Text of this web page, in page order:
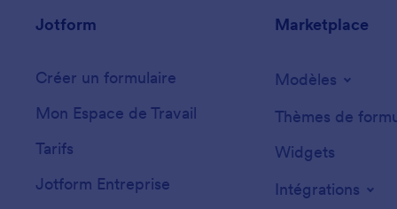
Jotform
Créer un formulaire
Mon Espace de Travail
Tarifs
Jotform Entreprise
Marketplace
Modèles
Thèmes de
Widgets
Intégrations